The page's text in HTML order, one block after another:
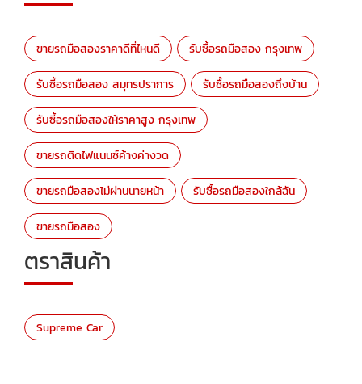
ขายรถมือสองราคาดีที่ไหนดี รับซื้อรถมือสอง กรุงเทพ
รับซื้อรถมือสอง สมุทรปราการ รับซื้อรถมือสองถึงบ้าน
รับซื้อรถมือสองให้ราคาสูง กรุงเทพ
ขายรถติดไฟแนนซ์ค้างค่างวด
ขายรถมือสองไม่ผ่านนายหน้า รับซื้อรถมือสองใกล้ฉัน
ขายรถมือสอง
ตราสินค้า
Supreme Car